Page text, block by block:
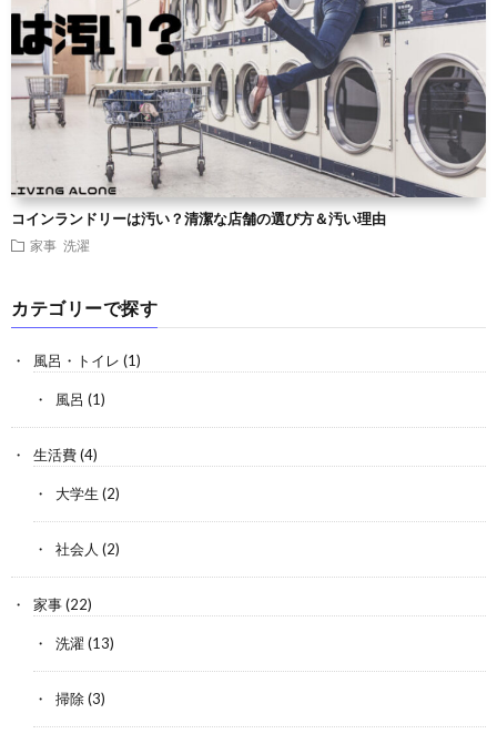
コインランドリーは汚い？清潔な店舗の選び方＆汚い理由
家事 洗濯
カテゴリーで探す
風呂・トイレ (1)
風呂 (1)
生活費(4)
大学生 (2)
社会人 (2)
家事(22)
洗濯 (13)
掃除(3)